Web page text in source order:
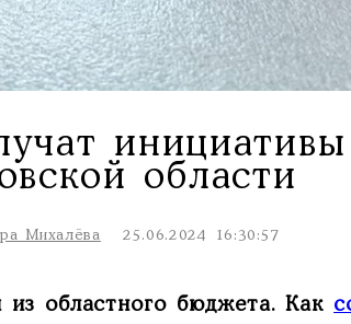
области
Михалёва 25.06.2024 16:30:57
из областного бюджета. Как